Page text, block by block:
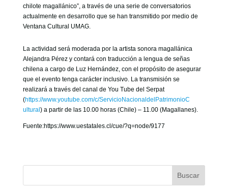
chilote magallánico”, a través de una serie de conversatorios
actualmente en desarrollo que se han transmitido por medio de
Ventana Cultural UMAG.
La actividad será moderada por la artista sonora magallánica
Alejandra Pérez y contará con traducción a lengua de señas
chilena a cargo de Luz Hernández, con el propósito de asegurar
que el evento tenga carácter inclusivo. La transmisión se
realizará a través del canal de You Tube del Serpat
(https://www.youtube.com/c/ServicioNacionaldelPatrimonioC
ultural ) a partir de las 10.00 horas (Chile) – 11.00 (Magallanes).
Fuente:https://www.uestatales.cl/cue/?q=node/9177